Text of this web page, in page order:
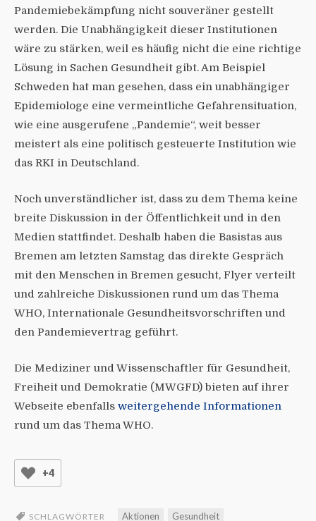
Pandemiebekämpfung nicht souveräner gestellt
werden. Die Unabhängigkeit dieser Institutionen
wäre zu stärken, weil es häufig nicht die eine richtige
Lösung in Sachen Gesundheit gibt. Am Beispiel
Schweden hat man gesehen, dass ein unabhängiger
Epidemiologe eine vermeintliche Gefahrensituation,
wie eine ausgerufene „Pandemie“, weit besser
meistert als eine politisch gesteuerte Institution wie
das RKI in Deutschland.
Noch unverständlicher ist, dass zu dem Thema keine
breite Diskussion in der Öffentlichkeit und in den
Medien stattfindet. Deshalb haben die Basistas aus
Bremen am letzten Samstag das direkte Gespräch
mit den Menschen in Bremen gesucht, Flyer verteilt
und zahlreiche Diskussionen rund um das Thema
WHO, Internationale Gesundheitsvorschriften und
den Pandemievertrag geführt.
Die Mediziner und Wissenschaftler für Gesundheit,
Freiheit und Demokratie (MWGFD) bieten auf ihrer
Webseite ebenfalls weitergehende Informationen
rund um das Thema WHO.
+4
SCHLAGWÖRTER Aktionen
Gesundheit